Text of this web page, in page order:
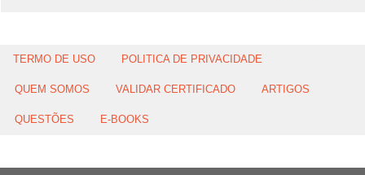
TERMO DE USO POLITICA DE PRIVACIDADE
QUEM SOMOS VALIDAR CERTIFICADO ARTIGOS
QUESTÕES E-BOOKS